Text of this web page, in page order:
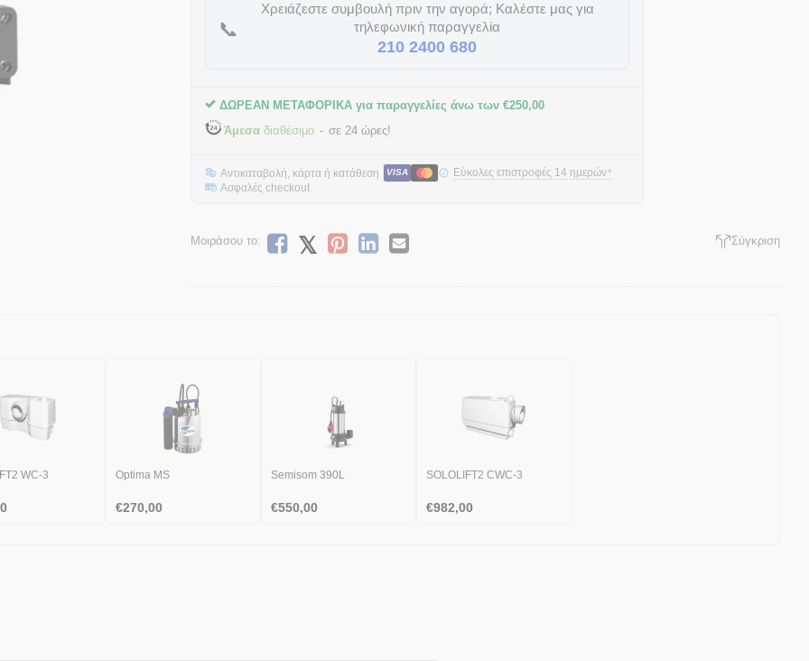
📞
Χρειάζεστε συμβουλή πριν την αγορά; Καλέστε μας για
τηλεφωνική παραγγελία
210 2400 680
ΔΩΡΕΑΝ ΜΕΤΑΦΟΡΙΚΑ για παραγγελίες άνω των€250,00
Άμεσα διαθέσιμο σε 24 ώρες!
Αντικαταβολή, κάρτα ή κατάθεση VISA Εύκολες επιστροφές 14 ημερών*
Ασφαλές checkout
Μοιράσου το: Σύγκριση
WC-3 Optima MS
€270,00
Semisom 390L
€550,00
SOLOLIFT2 CWC-3
€982,00